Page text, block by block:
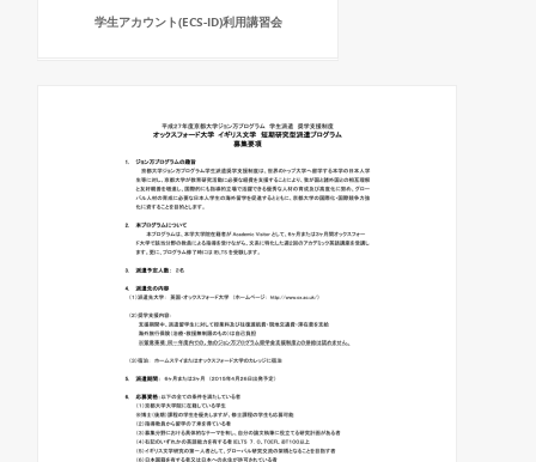
学生アカウント(ECS-ID)利用講習会